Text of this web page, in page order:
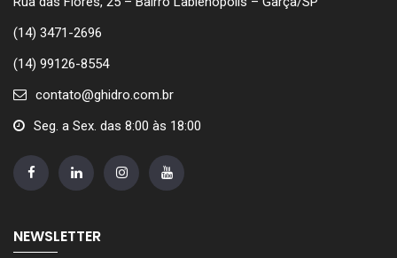
(14) 3471-2696
(14) 99126-8554
contato@ghidro.com.br
Seg. a Sex. das 8:00 às 18:00
NEWSLETTER